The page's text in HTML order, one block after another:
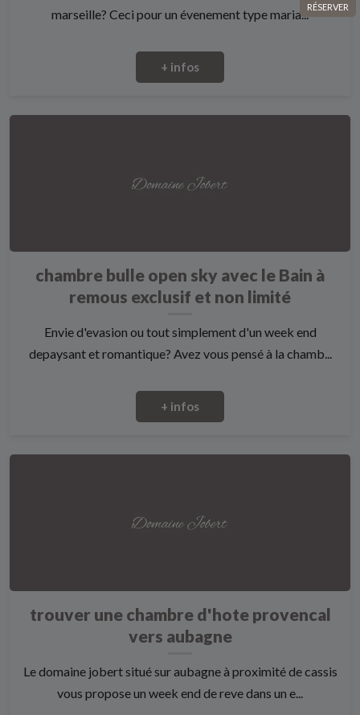
RÉSERVER
marseille? Ceci pour un évenement type maria...
+ infos
chambre bulle open sky avec le Bain à
remous exclusif et non limité
Envie d'evasion ou tout simplement d'un week end
depaysant et romantique? Avez vous pensé à la chamb...
+ infos
trouver une chambre d'hote provencal
vers aubagne
Le domaine jobert situé sur aubagne à proximité de cassis
vous propose un week end de reve dans un e...